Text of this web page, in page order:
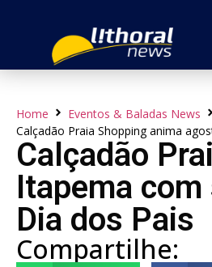
Home
Eventos & Baladas News
Calçadão Praia Shopping anima
Calçadão
Itapema
Dia dos Pais
Compartilhe: